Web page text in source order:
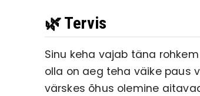
🌿 Tervis
Sinu keha vajab täna
olla on aeg teha väike paus
värskes õhus olemine